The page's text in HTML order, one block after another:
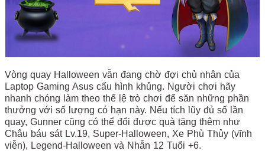
Vòng quay Halloween vẫn đang chờ đợi chủ nhân của
Laptop Gaming Asus cấu hình khủng. Người chơi hãy
nhanh chóng làm theo thể lệ trò chơi để săn những phần
thưởng với số lượng có hạn này. Nếu tích lũy đủ số lần
quay, Gunner cũng có thể đổi được quà tặng thêm như
Châu báu sát Lv.19, Super-Halloween, Xe Phù Thủy (vĩnh
viễn), Legend-Halloween và Nhẫn 12 Tuổi +6.